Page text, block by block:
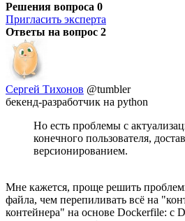
Решения вопроса 0
Пригласить эксперта
Ответы на вопрос 2
Сергей Тихонов @tumbler
бекенд-разработчик на python
Но есть проблемы с
конечного пользователя,
версионированием.
Мне кажется, проще решить
файла, чем перепиливать всё на
контейнера" на основе Dockerfile: с